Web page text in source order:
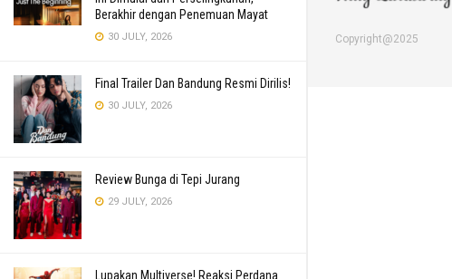
Berakhir dengan Penemuan Mayat
30 JULY, 2026
Final Trailer Dan Bandung Resmi Dirilis!
30 JULY, 2026
Review Bunga di Tepi Jurang
29 JULY, 2026
Lupakan Multiverse! Reaksi Perdana
Copyright@2025